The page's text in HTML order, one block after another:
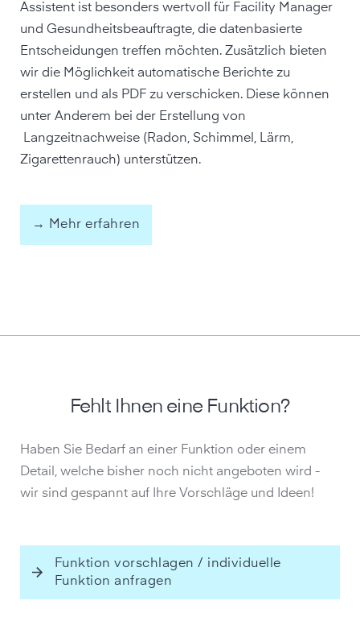
Assistent ist besonders wertvoll für Facility Manager
und Gesundheits­beauftragte, die datenbasierte
Entscheidungen treffen möchten. Zusätzlich bieten
wir die Möglichkeit automatische Berichte zu
erstellen und als PDF zu verschicken. Diese können
unter Anderem bei der Erstellung von
Langzeitnachweise (Radon, Schimmel, Lärm,
Zigarettenrauch) unterstützen.
→ Mehr erfahren
Fehlt Ihnen eine Funktion?
Haben Sie Bedarf an einer Funktion oder einem
Detail, welche bisher noch nicht angeboten wird -
wir sind gespannt auf Ihre Vorschläge und Ideen!
Funktion vorschlagen / individuelle
Funktion anfragen